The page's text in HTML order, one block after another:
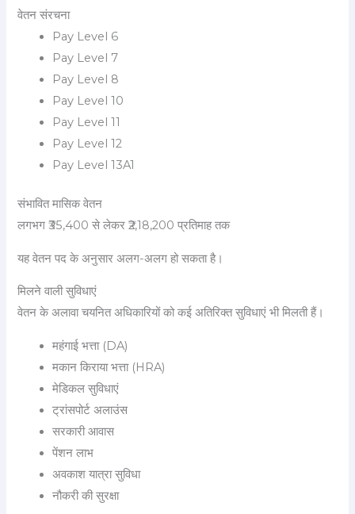
वेतन संरचना
Pay Level 6
Pay Level 7
Pay Level 8
Pay Level 10
Pay Level 11
Pay Level 12
Pay Level 13A1
संभावित मासिक वेतन
लगभग ₹35,400 से लेकर ₹2,18,200 प्रतिमाह तक
यह वेतन पद के अनुसार अलग-अलग हो सकता है।
मिलने वाली सुविधाएं
वेतन के अलावा चयनित अधिकारियों को कई अतिरिक्त सुविधाएं भी मिलती हैं।
महंगाई भत्ता (DA)
मकान किराया भत्ता (HRA)
मेडिकल सुविधाएं
ट्रांसपोर्ट अलाउंस
सरकारी आवास
पेंशन लाभ
अवकाश यात्रा सुविधा
नौकरी की सुरक्षा